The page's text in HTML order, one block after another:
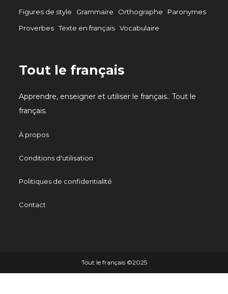
Figures de style
Grammaire Orthographe
Paronymes
Proverbes Texte en français Vocabulaire
Tout le français
Apprendre, enseigner et utiliser le français.. Tout le
français.
À propos
Conditions d'utilisation
Politiques de confidentialité
Contact
Tout le français ©️2025